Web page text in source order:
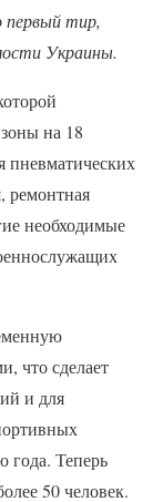
первый тир,
Украины.
на 18
пневматических
ремонтная
необходимые
что сделает
и для
года. Теперь
50 человек.